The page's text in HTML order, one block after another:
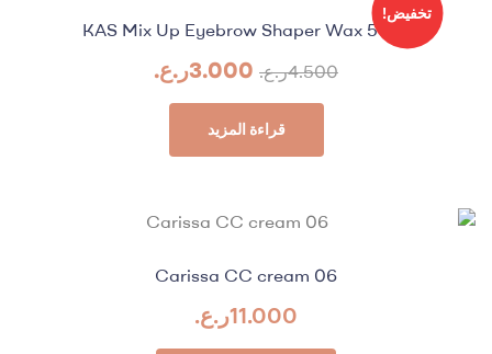
تخفيض!
KAS Mix Up Eyebrow Shaper Wax 50ml
4.500ر.ع. 3.000ر.ع.
قراءة المزيد
Carissa CC cream 06
11.000ر.ع.